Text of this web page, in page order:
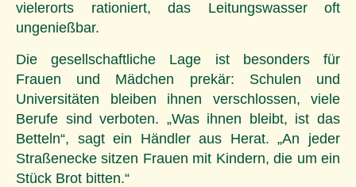
vielerorts rationiert, das Leitungswasser oft
ungenießbar.
Die gesellschaftliche Lage ist besonders für
Frauen und Mädchen prekär: Schulen und
Universitäten bleiben ihnen verschlossen, viele
Berufe sind verboten. „Was ihnen bleibt, ist das
Betteln“, sagt ein Händler aus Herat. „An jeder
Straßenecke sitzen Frauen mit Kindern, die um ein
Stück Brot bitten.“